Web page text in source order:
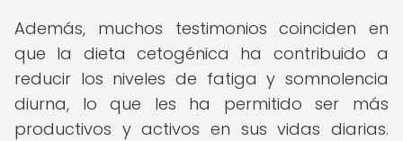
Además, muchos testimonios coinciden en
que la dieta cetogénica ha contribuido a
reducir los niveles de fatiga y somnolencia
diurna, lo que les ha permitido ser más
productivos y activos en sus vidas diarias.